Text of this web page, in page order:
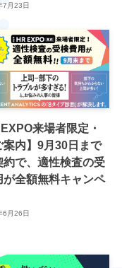
7月23日
EXPO来場者限定・
案内】9月30日まで
約で、適性検査の受
が全額無料キャンペ
6月26日